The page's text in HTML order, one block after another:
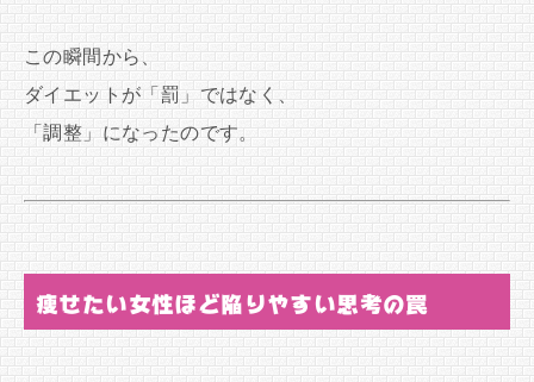
この瞬間から、
ダイエットが「罰」ではなく、
「調整」になったのです。
痩せたい女性ほど陥りやすい思考の罠